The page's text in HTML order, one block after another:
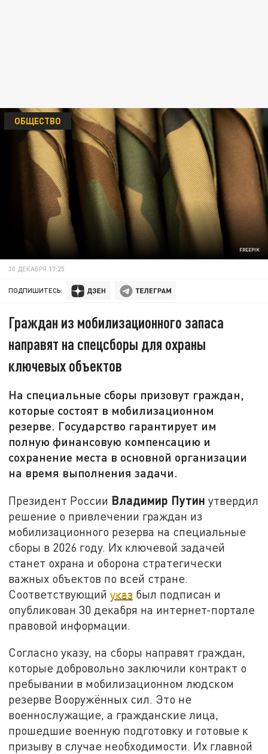
FREEPIK
ОБЩЕСТВО
30 ДЕКАБРЯ 17:25
ПОДПИШИТЕСЬ:
Граждан из мобилизационного запаса
направят на спецсборы для охраны
ключевых объектов
На специальные сборы призовут граждан,
которые состоят в мобилизационном
резерве. Государство гарантирует им
полную финансовую компенсацию и
сохранение места в основной организации
на время выполнения задачи.
Президент России Владимир Путин утвердил
решение о привлечении граждан из
мобилизационного резерва на специальные
сборы в 2026 году. Их ключевой задачей
станет охрана и оборона стратегически
важных объектов по всей стране.
Соответствующийуказ был подписан и
опубликован 30 декабря на интернет-портале
правовой информации.
Согласно указу, на сборы направят граждан,
которые добровольно заключили контракт о
пребывании в мобилизационном людском
резерве Вооружённых сил. Это не
военнослужащие, а гражданские лица,
прошедшие военную подготовку и готовые к
призыву в случае необходимости. Их главной